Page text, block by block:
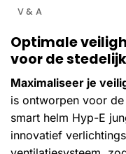
V & A
Optimale
voor de
Maximaliseer je
is ontworpen voor
smart helm Hyp-E
innovatief